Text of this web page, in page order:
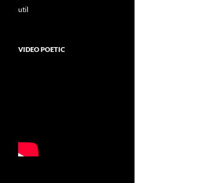
util
VIDEO POETIC